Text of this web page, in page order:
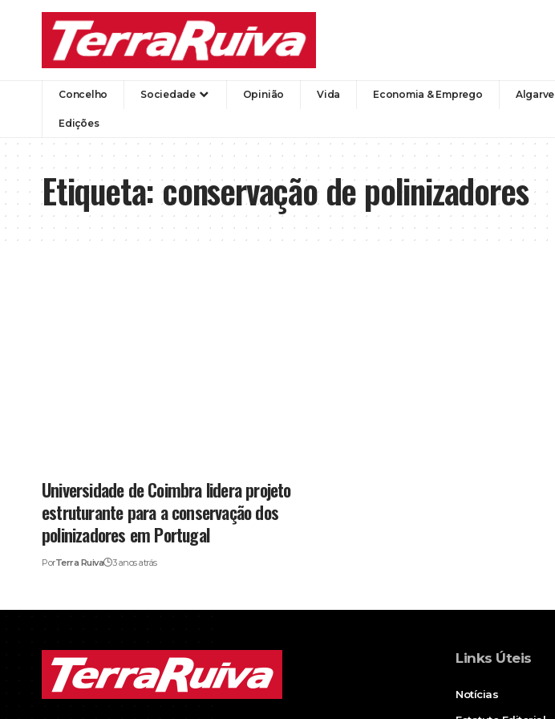
Concelho Sociedade Opinião Vida Economia & Emprego Algarve
Edições
Etiqueta:conservação de polinizadores
Universidade de Coimbra lidera projeto
estruturante para a conservação dos
polinizadores em Portugal
PorTerra Ruiva 3 anos atrás
Links Úteis
Notícias